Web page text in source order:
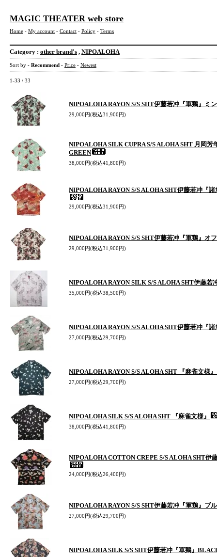
MAGIC THEATER web store
Home - My account - Contact - Policy - Terms
Category : other brand's , NIPOALOHA
Sort by - Recommend - Price - Newest
1-33 / 33
NIPOALOHA RAYON S/S SHT伊藤若冲『軍鶏』ミ
29,000円(税込31,900円)
NIPOALOHA SILK CUPRA S/S ALOHA SHT 月岡芳
GREEN
38,000円(税込41,800円)
NIPOALOHA RAYON S/S ALOHA SHT伊藤若冲『諸
29,000円(税込31,900円)
NIPOALOHA RAYON S/S SHT伊藤若冲『軍鶏』オ
29,000円(税込31,900円)
NIPOALOHA RAYON SILK S/S ALOHA SHT伊藤若
35,000円(税込38,500円)
NIPOALOHA RAYON S/S ALOHA SHT伊藤若冲『諸
27,000円(税込29,700円)
NIPOALOHA RAYON S/S ALOHA SHT 『麻雀文様
27,000円(税込29,700円)
NIPOALOHA SILK S/S ALOHA SHT 『麻雀文様』
38,000円(税込41,800円)
NIPOALOHA COTTON CREPE S/S ALOHA SHT伊
24,000円(税込26,400円)
NIPOALOHA RAYON S/S SHT伊藤若冲『軍鶏』ブ
27,000円(税込29,700円)
NIPOALOHA SILK S/S SHT伊藤若冲『軍鶏』